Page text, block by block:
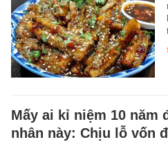
Mấy ai kỉ niệm 10 năm
nhân này: Chịu lỗ vốn